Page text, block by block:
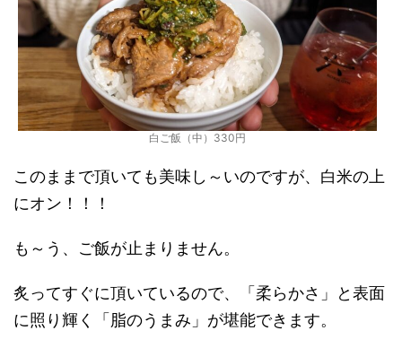
白ご飯（中）330円
このままで頂いても美味し～いのですが、白米の上
にオン！！！
も～う、ご飯が止まりません。
炙ってすぐに頂いているので、「柔らかさ」と表面
に照り輝く「脂のうまみ」が堪能できます。